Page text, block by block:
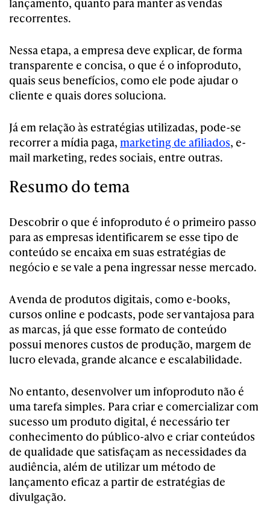
recorrentes.
Nessa etapa, a empresa deve explicar, de forma
transparente e concisa, o que é o infoproduto,
quais seus benefícios, como ele pode ajudar o
cliente e quais dores soluciona.
Já em relação às estratégias utilizadas, pode-se
recorrer a mídia paga, marketing de afiliados, e-
mail marketing, redes sociais, entre outras.
Resumo do tema
Descobrir o que é infoproduto é o primeiro passo
para as empresas identificarem se esse tipo de
conteúdo se encaixa em suas estratégias de
negócio e se vale a pena ingressar nesse mercado.
A venda de produtos digitais, como e-books,
cursos online e podcasts, pode ser vantajosa para
as marcas, já que esse formato de conteúdo
possui menores custos de produção, margem de
lucro elevada, grande alcance e escalabilidade.
No entanto, desenvolver um infoproduto não é
uma tarefa simples. Para criar e comercializar com
sucesso um produto digital, é necessário ter
conhecimento do público-alvo e criar conteúdos
de qualidade que satisfaçam as necessidades da
audiência, além de utilizar um método de
lançamento eficaz a partir de estratégias de
divulgação.